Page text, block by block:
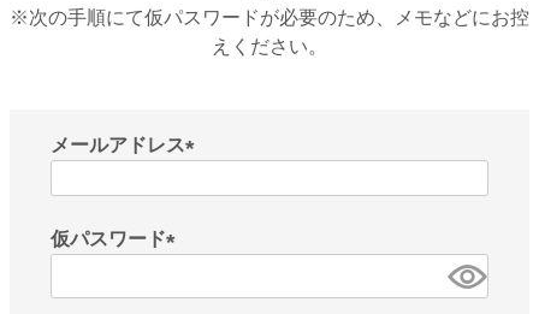
※次の手順にて仮パスワードが必要のため、メモなどにお控
えください。
メールアドレス
仮パスワード
必